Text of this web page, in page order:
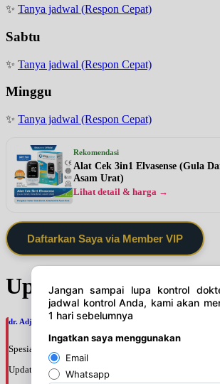
✨ Tanya jadwal (Respon Cepat)
Sabtu
✨ Tanya jadwal (Respon Cepat)
Minggu
✨ Tanya jadwal (Respon Cepat)
Rekomendasi
Alat Cek 3in1 Elvasense (Gula
Asam Urat)
Lihat detail & harga →
Daftarkan Saya via Member VIP
Update Jadwal
dr. Adji Suprajitno, SpPD
Spesialis: Penyakit Dalam
Update terakhir: 2026-08-07 20:37:59